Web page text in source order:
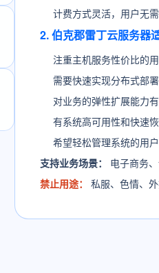
计费方式灵活，用户无
2. 伯克郡雷丁云服务器
注重主机服务性价比的用
需要快速实现分布式部署
对业务的弹性扩展能力有
有系统高可用性和快速恢
希望轻松管理系统的用户
支持业务场景：
电子商务
禁止用途：
私服、色情、